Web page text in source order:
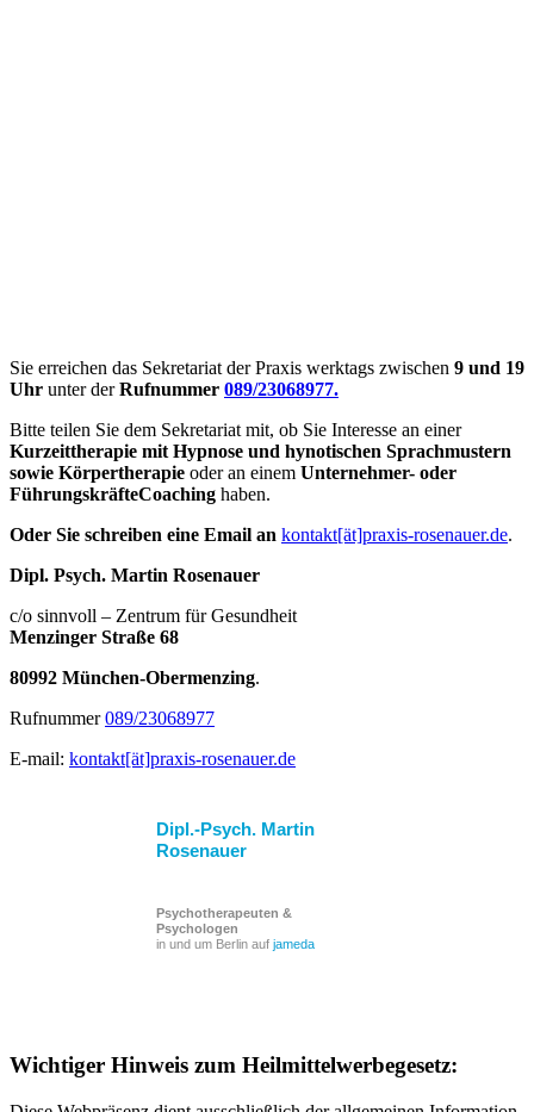
Sie erreichen das Sekretariat der Praxis werktags zwischen 9 und 19
Uhr unter derRufnummer 089/23068977.
Bitte teilen Sie dem Sekretariat mit, ob Sie Interesse an einer
Kurzeittherapie mit Hypnose und hynotischen Sprachmustern
sowie Körpertherapie oder an einem Unternehmer- oder
FührungskräfteCoaching haben.
Oder Sie schreiben eine Email an kontakt[ät]praxis-rosenauer.de.
Dipl. Psych. Martin Rosenauer
c/o sinnvoll – Zentrum für Gesundheit
Menzinger Straße 68
80992 München-Obermenzing.
Rufnummer089/23068977
E-mail: kontakt[ät]praxis-rosenauer.de
Dipl.-Psych. Martin
Rosenauer
Psychotherapeuten &
Psychologen
in und um Berlin auf jameda
Wichtiger Hinweis zum Heilmittelwerbegesetz: